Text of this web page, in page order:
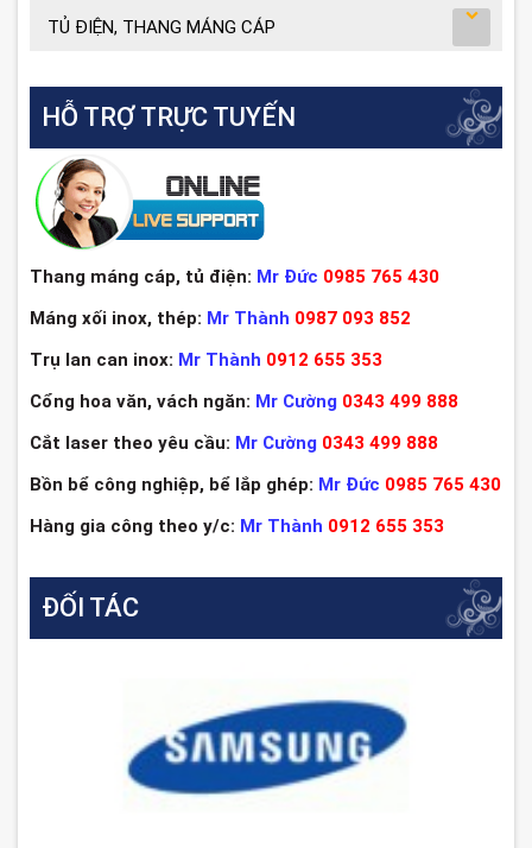
TỦ ĐIỆN, THANG MÁNG CÁP
HỖ TRỢ TRỰC TUYẾN
Thang máng cáp, tủ điện: Mr Đức 0985 765 430
Máng xối inox, thép: Mr Thành 0987 093 852
Trụ lan can inox: Mr Thành 0912 655 353
Cổng hoa văn, vách ngăn: Mr Cường 0343 499 888
Cắt laser theo yêu cầu: Mr Cường 0343 499 888
Bồn bể công nghiệp, bể lắp ghép: Mr Đức 0985 765 430
Hàng gia công theo y/c: Mr Thành 0912 655 353
ĐỐI TÁC